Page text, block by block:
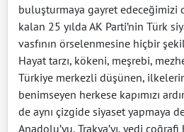
buluşturmaya gayret edeceğimizi
kalan 25 yılda AK Parti’nin Türk
vasfının örselenmesine hiçbir
Hayat tarzı, kökeni, meşrebi,
Türkiye merkezli düşünen,
benimseyen herkese kapımızı
de aynı çizgide siyaset yapmaya
Anadolu’yu, Trakya’yı, yedi